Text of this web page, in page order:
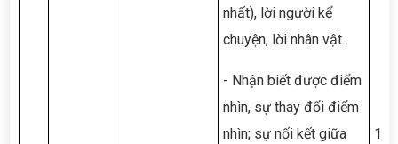
nhất), lời người kể
chuyện, lời nhân vật.
- Nhận biết được điểm
nhìn, sự thay đổi điểm
nhìn; sự nối kết giữa
1TL